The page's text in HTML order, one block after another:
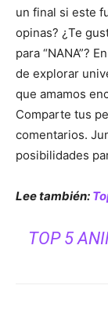
un final si este
opinas? ¿Te
para “NANA”?
de explorar
que amamos
Comparte tus
comentarios.
posibilidades
Lee también:
TOP 5